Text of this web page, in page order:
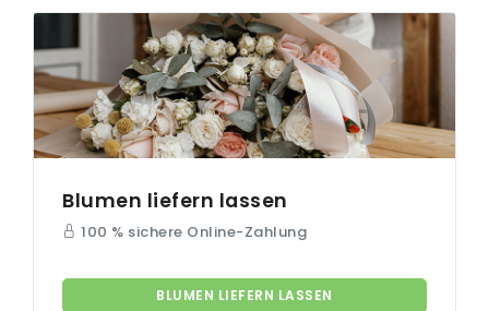
Blumen liefern lassen
100 % sichere Online-Zahlung
BLUMEN LIEFERN LASSEN